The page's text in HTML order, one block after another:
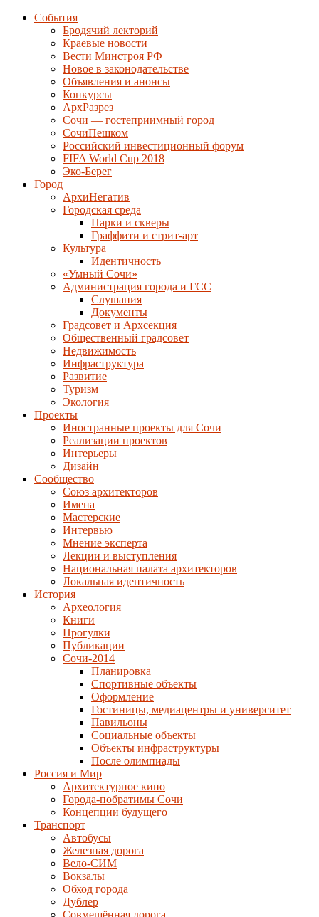
События
Бродячий лекторий
Краевые новости
Вести Минстроя РФ
Новое в законодательстве
Объявления и анонсы
Конкурсы
АрхРазрез
Сочи — гостеприимный город
СочиПешком
Российский инвестиционный форум
FIFA World Cup 2018
Эко-Берег
Город
АрхиНегатив
Городская среда
Парки и скверы
Граффити и стрит-арт
Культура
Идентичность
«Умный Сочи»
Администрация города и ГСС
Слушания
Документы
Градсовет и Архсекция
Общественный градсовет
Недвижимость
Инфраструктура
Развитие
Туризм
Экология
Проекты
Иностранные проекты для Сочи
Реализации проектов
Интерьеры
Дизайн
Сообщество
Союз архитекторов
Имена
Мастерские
Интервью
Мнение эксперта
Лекции и выступления
Национальная палата архитекторов
Локальная идентичность
История
Археология
Книги
Прогулки
Публикации
Сочи-2014
Планировка
Спортивные объекты
Оформление
Гостиницы, медиацентры и университет
Павильоны
Социальные объекты
Объекты инфраструктуры
После олимпиады
Россия и Мир
Архитектурное кино
Города-побратимы Сочи
Концепции будущего
Транспорт
Автобусы
Железная дорога
Вело-СИМ
Вокзалы
Обход города
Дублер
Совмещённая дорога